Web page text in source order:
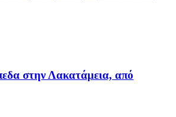
στην Λακατάμεια, από